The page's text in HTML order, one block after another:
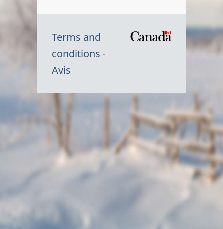
Terms and
conditions
Avis
Symbole
Canada